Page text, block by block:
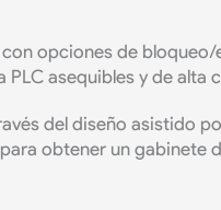
opciones de
asequibles y de alta
del diseño asistido
obtener un gabinete